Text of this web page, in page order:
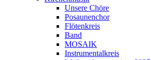
Unsere Chöre
Posaunenchor
Flötenkreis
Band
MOSAIK
Instrumentalkreis